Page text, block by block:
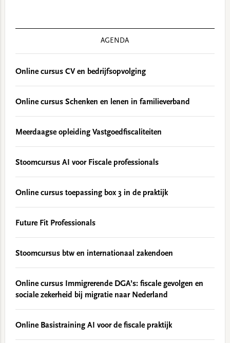
AGENDA
Online cursus CV en bedrijfsopvolging
Online cursus Schenken en lenen in familieverband
Meerdaagse opleiding Vastgoedfiscaliteiten
Stoomcursus AI voor Fiscale professionals
Online cursus toepassing box 3 in de praktijk
Future Fit Professionals
Stoomcursus btw en internationaal zakendoen
Online cursus Immigrerende DGA’s: fiscale gevolgen en
sociale zekerheid bij migratie naar Nederland
Online Basistraining AI voor de fiscale praktijk